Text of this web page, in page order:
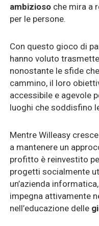
ambizioso che mira a
per le persone.
Con questo gioco di
hanno voluto
nonostante le sfide
cammino, il loro
accessibile e agevole
luoghi che soddisfino
Mentre Willeasy
a mantenere un
profitto è reinvestito
progetti socialmente
un’azienda
impegna attivamente
nell’educazione delle